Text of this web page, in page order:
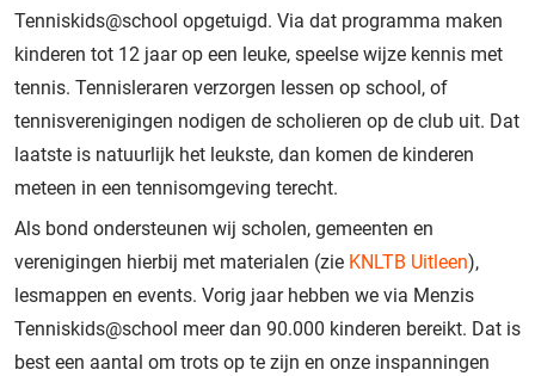
Tenniskids@school opgetuigd. Via dat programma maken
kinderen tot 12 jaar op een leuke, speelse wijze kennis met
tennis. Tennisleraren verzorgen lessen op school, of
tennisverenigingen nodigen de scholieren op de club uit. Dat
laatste is natuurlijk het leukste, dan komen de kinderen
meteen in een tennisomgeving terecht.
Als bond ondersteunen wij scholen, gemeenten en
verenigingen hierbij met materialen (zie KNLTB Uitleen),
lesmappen en events. Vorig jaar hebben we via Menzis
Tenniskids@school meer dan 90.000 kinderen bereikt. Dat is
best een aantal om trots op te zijn en onze inspanningen